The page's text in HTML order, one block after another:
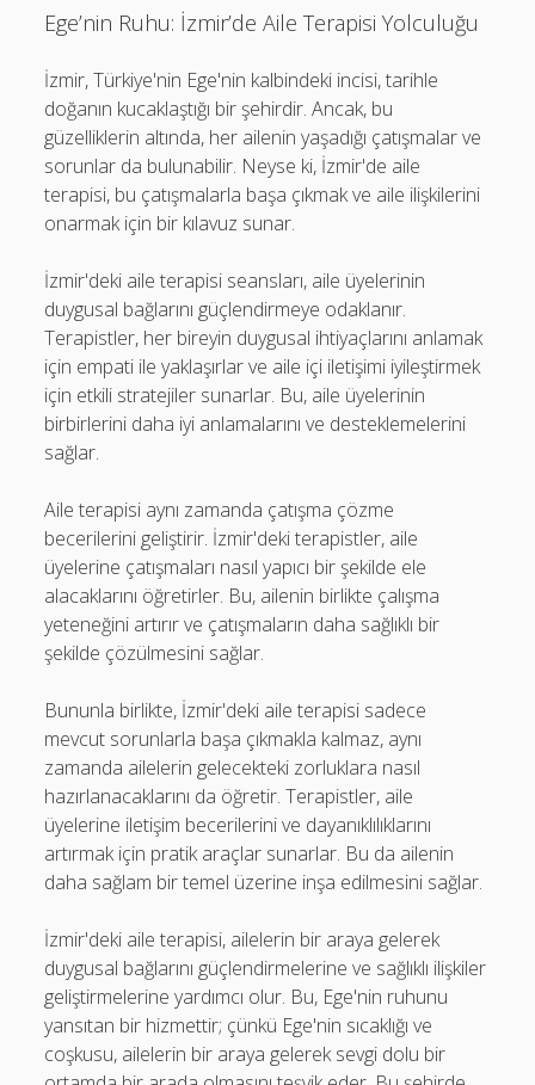
Ege’nin Ruhu: İzmir’de Aile Terapisi Yolculuğu
İzmir, Türkiye'nin Ege'nin kalbindeki incisi, tarihle
doğanın kucaklaştığı bir şehirdir. Ancak, bu
güzelliklerin altında, her ailenin yaşadığı çatışmalar ve
sorunlar da bulunabilir. Neyse ki, İzmir'de aile
terapisi, bu çatışmalarla başa çıkmak ve aile ilişkilerini
onarmak için bir kılavuz sunar.
İzmir'deki aile terapisi seansları, aile üyelerinin
duygusal bağlarını güçlendirmeye odaklanır.
Terapistler, her bireyin duygusal ihtiyaçlarını anlamak
için empati ile yaklaşırlar ve aile içi iletişimi iyileştirmek
için etkili stratejiler sunarlar. Bu, aile üyelerinin
birbirlerini daha iyi anlamalarını ve desteklemelerini
sağlar.
Aile terapisi aynı zamanda çatışma çözme
becerilerini geliştirir. İzmir'deki terapistler, aile
üyelerine çatışmaları nasıl yapıcı bir şekilde ele
alacaklarını öğretirler. Bu, ailenin birlikte çalışma
yeteneğini artırır ve çatışmaların daha sağlıklı bir
şekilde çözülmesini sağlar.
Bununla birlikte, İzmir'deki aile terapisi sadece
mevcut sorunlarla başa çıkmakla kalmaz, aynı
zamanda ailelerin gelecekteki zorluklara nasıl
hazırlanacaklarını da öğretir. Terapistler, aile
üyelerine iletişim becerilerini ve dayanıklılıklarını
artırmak için pratik araçlar sunarlar. Bu da ailenin
daha sağlam bir temel üzerine inşa edilmesini sağlar.
İzmir'deki aile terapisi, ailelerin bir araya gelerek
duygusal bağlarını güçlendirmelerine ve sağlıklı ilişkiler
geliştirmelerine yardımcı olur. Bu, Ege'nin ruhunu
yansıtan bir hizmettir; çünkü Ege'nin sıcaklığı ve
coşkusu, ailelerin bir araya gelerek sevgi dolu bir